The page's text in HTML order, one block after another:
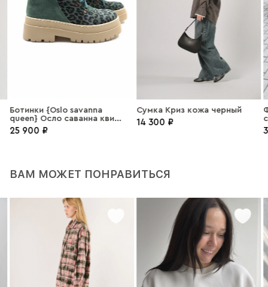
Ботинки {Oslo savanna
queen} Осло саванна квин
замша зеленый
25 900 ₽
Сумка Криз кожа черный
14 300 ₽
ВАМ МОЖЕТ ПОНРАВИТЬСЯ